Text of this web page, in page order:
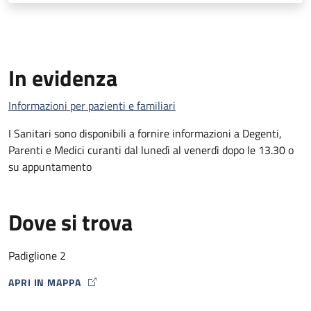
In evidenza
Informazioni per pazienti e familiari
I Sanitari sono disponibili a fornire informazioni a Degenti,
Parenti e Medici curanti dal lunedì al venerdì dopo le 13.30 o
su appuntamento
Dove si trova
Padiglione 2
APRI IN MAPPA
MAP ICON